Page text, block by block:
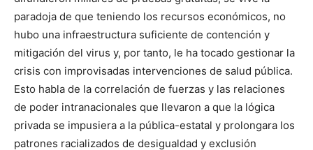
paradoja de que teniendo los recursos económicos, no
hubo una infraestructura suficiente de contención y
mitigación del virus y, por tanto, le ha tocado gestionar la
crisis con improvisadas intervenciones de salud pública.
Esto habla de la correlación de fuerzas y las relaciones
de poder intranacionales que llevaron a que la lógica
privada se impusiera a la pública-estatal y prolongara los
patrones racializados de desigualdad y exclusión